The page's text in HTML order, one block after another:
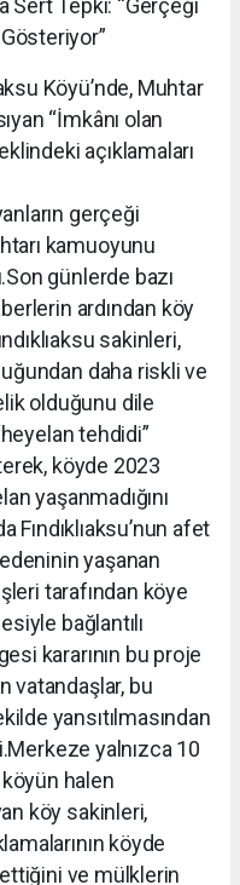
Sert Tepki: “Gerçeği
Köyü’nde, Muhtar
“İmkânı olan
açıklamaları
gerçeği
kamuoyunu
günlerde bazı
ardından köy
sakinleri,
daha riskli ve
olduğunu dile
tehdidi”
köyde 2023
yaşanmadığını
Fındıklıaksu’nun afet
yaşanan
tarafından köye
bağlantılı
kararının bu proje
vatandaşlar, bu
yansıtılmasından
yalnızca 10
halen
köy sakinleri,
köyde
ve mülklerin